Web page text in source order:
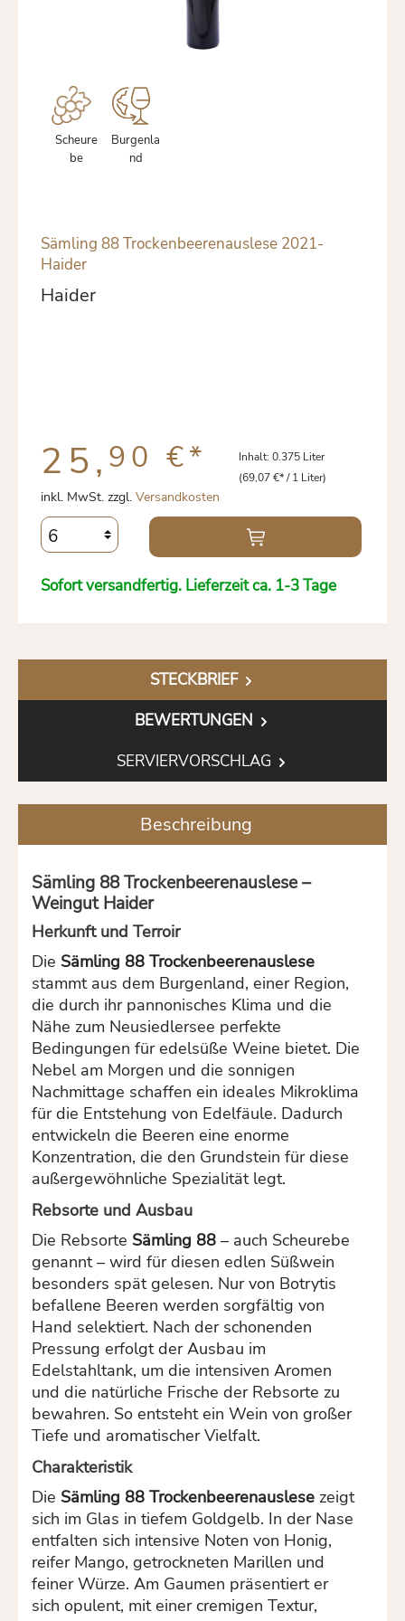
Scheure
be
Burgenla
nd
Sämling 88 Trockenbeerenauslese 2021-
Haider
Haider
25, 90 €* Inhalt: 0.375 Liter
(69,07 €* / 1 Liter)
inkl. MwSt. zzgl. Versandkosten
Sofort versandfertig. Lieferzeit ca. 1-3 Tage
STECKBRIEF
BEWERTUNGEN
SERVIERVORSCHLAG
Beschreibung
Sämling 88 Trockenbeerenauslese –
Weingut Haider
Herkunft und Terroir
Die Sämling 88 Trockenbeerenauslese
stammt aus dem Burgenland, einer Region,
die durch ihr pannonisches Klima und die
Nähe zum Neusiedlersee perfekte
Bedingungen für edelsüße Weine bietet. Die
Nebel am Morgen und die sonnigen
Nachmittage schaffen ein ideales Mikroklima
für die Entstehung von Edelfäule. Dadurch
entwickeln die Beeren eine enorme
Konzentration, die den Grundstein für diese
außergewöhnliche Spezialität legt.
Rebsorte und Ausbau
Die Rebsorte Sämling 88 – auch Scheurebe
genannt – wird für diesen edlen Süßwein
besonders spät gelesen. Nur von Botrytis
befallene Beeren werden sorgfältig von
Hand selektiert. Nach der schonenden
Pressung erfolgt der Ausbau im
Edelstahltank, um die intensiven Aromen
und die natürliche Frische der Rebsorte zu
bewahren. So entsteht ein Wein von großer
Tiefe und aromatischer Vielfalt.
Charakteristik
Die Sämling 88 Trockenbeerenauslese zeigt
sich im Glas in tiefem Goldgelb. In der Nase
entfalten sich intensive Noten von Honig,
reifer Mango, getrockneten Marillen und
feiner Würze. Am Gaumen präsentiert er
sich opulent, mit einer cremigen Textur,